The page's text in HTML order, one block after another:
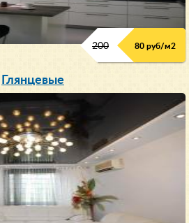
200 80 руб/м2
Глянцевые